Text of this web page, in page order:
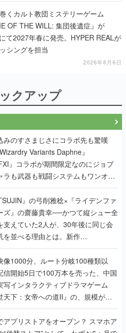
くカルト教団ミステリーゲーム
OF THE WILL: 集団後遺症』が
て2027年春に発売。HYPER REALが
シングを担当
2026年8月6日
クアップ
みのすさまじさにコラボ先も驚嘆
Variants Daphne』
』コラボが期間限定なのにジョブ
ラも武器も戦闘システムもワンオフ
込まれた理由を両ディレクターに聞
』の弓削雅稔×『ライデンファ
ズ』の齋藤貴幸──かつて縦シュー全
支えていた2人が、30年後に同じ会
を並べる理由とは。新作
EXTREME』で初タッグを組
ジェンド2人に訊く開発秘話
像1000分、ルート分岐100種類以
信開始5日で100万本を売った、中国
写インタラクティブドラマゲーム
天下：女帝への道II』の、規模が違
わりをプロデューサーに聞いた
プリストアをオープン？ スマホア